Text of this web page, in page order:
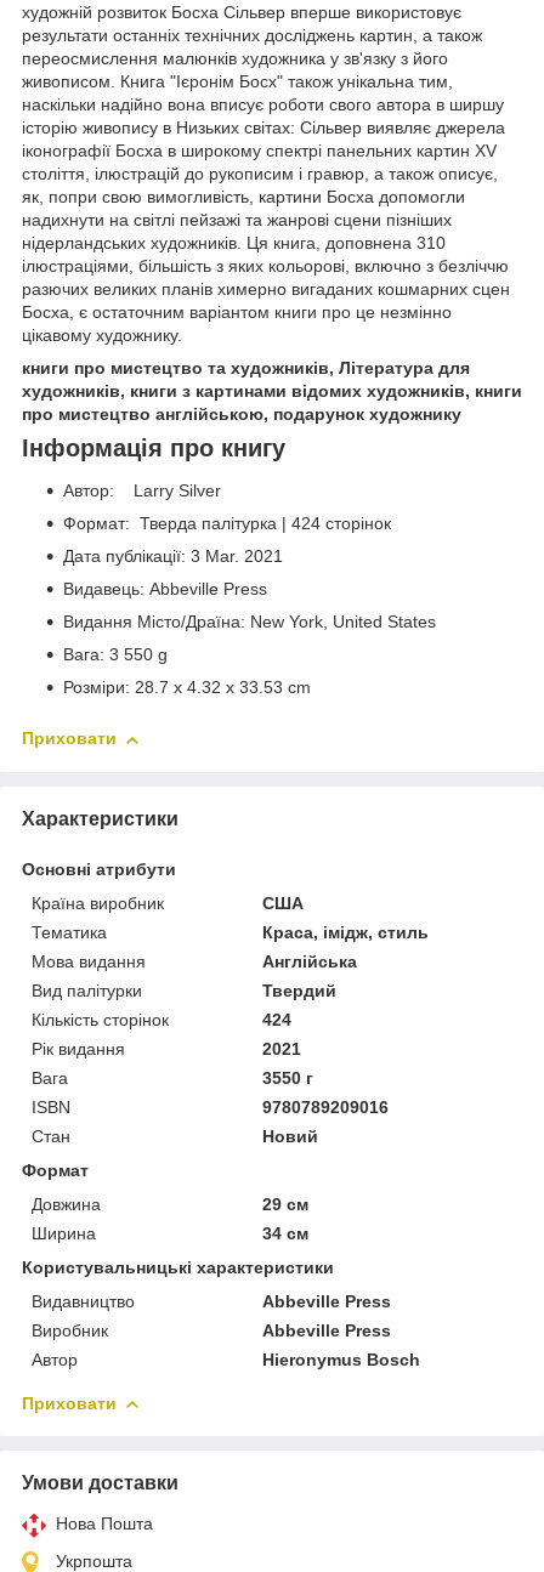
художній розвиток Босха Сільвер вперше використовує
результати останніх технічних досліджень картин, а також
переосмислення малюнків художника у зв'язку з його
живописом. Книга "Ієронім Босх" також унікальна тим,
наскільки надійно вона вписує роботи свого автора в ширшу
історію живопису в Низьких світах: Сільвер виявляє джерела
іконографії Босха в широкому спектрі панельних картин XV
століття, ілюстрацій до рукописим і гравюр, а також описує,
як, попри свою вимогливість, картини Босха допомогли
надихнути на світлі пейзажі та жанрові сцени пізніших
нідерландських художників. Ця книга, доповнена 310
ілюстраціями, більшість з яких кольорові, включно з безліччю
разючих великих планів химерно вигаданих кошмарних сцен
Босха, є остаточним варіантом книги про це незмінно
цікавому художнику.
книги про мистецтво та художників, Література для
художників, книги з картинами відомих художників, книги
про мистецтво англійською, подарунок художнику
Інформація про книгу
Автор: Larry Silver
Формат: Тверда палітурка | 424 сторінок
Дата публікації: 3 Mar. 2021
Видавець: Abbeville Press
Видання Місто/Драїна: New York, United States
Вага: 3 550 g
Розміри: 28.7 x 4.32 x 33.53 cm
Приховати
Характеристики
Основні атрибути
Країна виробник
США
Тематика
Краса, імідж, стиль
Мова видання
Англійська
Вид палітурки
Твердий
Кількість сторінок
424
Рік видання
2021
Вага
3550 г
ISBN
9780789209016
Стан
Новий
Формат
Довжина
29 см
Ширина
34 см
Користувальницькі характеристики
Видавництво
Abbeville Press
Виробник
Abbeville Press
Автор
Hieronymus Bosch
Приховати
Умови доставки
Нова Пошта
Укрпошта